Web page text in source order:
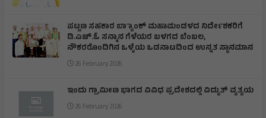
ಪಟ್ಟಣ ಸಹಕಾರ ಬ್ಯಾಾಂಕ್ ಮಹಾಮಂಡಳದ ನಿರ್ದೇಶಕರಿಗೆ
ಡಿ.ಎಚ್.ಓ ಸನ್ಮಾನ ಗೆಳೆಯರ ಬಳಗದ ಬೆಂಬಲ,
ನೌಕರರೊಂದಿಗಿನ ಒಳ್ಳೆಯ ಒಡನಾಟದಿಂದ ಉನ್ನತ ಸ್ಥಾನಮಾನ
26 February 2026
ಇಂದು ಗ್ರಾಮೀಣ ಭಾಗದ ವಿವಿಧ ಪ್ರದೇಶದಲ್ಲಿ ವಿದ್ಯುತ್ ವ್ಯತ್ಯಯ
26 February 2026